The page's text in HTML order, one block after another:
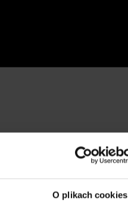
O plikach cookies